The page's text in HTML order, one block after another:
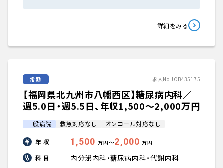
詳細をみる
常勤 求人No.JOB435175
【福岡県北九州市八幡西区】糖尿病内科／
週5.0日・週5.5日、年収1,500〜2,000万円
一般病院 救急対応なし オンコール対応なし
年 収 1,500 万円〜2,000 万円
科 目 内分泌内科・糖尿病内科・代謝内科